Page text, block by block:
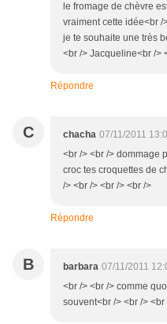
le fromage de chèvre
vraiment cette idée<br /
je te souhaite une très
<br /> Jacqueline<br />
Répondre
C chacha 07/11/2011
<br /> <br /> dommage
croc tes croquettes de
/> <br /> <br /> <br />
Répondre
B barbara 07/11/2011
<br /> <br /> comme
souvent<br /> <br />